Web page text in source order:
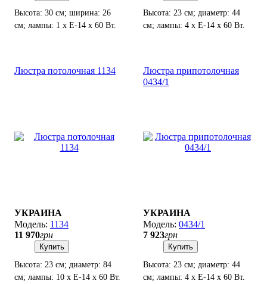
Высота: 30 см; ширина: 26
см; лампы: 1 х Е-14 х 60 Вт.
Высота: 23 см; диаметр: 44
см; лампы: 4 х Е-14 х 60 Вт.
Люстра потолочная 1134
УКРАИНА
1134
11 970грн
Купить
Высота: 23 см; диаметр: 84
см; лампы: 10 х Е-14 х 60 Вт.
Люстра припотолочная
0434/1
УКРАИНА
0434/1
7 923грн
Купить
Высота: 23 см; диаметр: 44
см; лампы: 4 х Е-14 х 60 Вт.